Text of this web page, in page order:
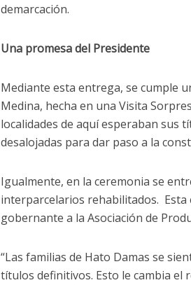
demarcación.
Una promesa del Presidente
Mediante esta entrega, se cumple
Medina, hecha en una Visita
localidades de aquí esperaban sus
desalojadas para dar paso a la
Igualmente, en la ceremonia se
interparcelarios rehabilitados.
gobernante a la Asociación de
“Las familias de Hato Damas se
títulos definitivos. Esto le cambia el